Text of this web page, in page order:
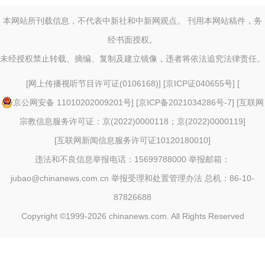
本网站所刊载信息，不代表中新社和中新网观点。 刊用本网站稿件，务
经书面授权。
未经授权禁止转载、摘编、复制及建立镜像，违者将依法追究法律责任。
[网上传播视听节目许可证(0106168)] [京ICP证040655号] [
京公网安备 11010202009201号] [京ICP备2021034286号-7] [互联网
宗教信息服务许可证：京(2022)0000118；京(2022)0000119]
[互联网新闻信息服务许可证10120180010]
违法和不良信息举报电话：15699788000 举报邮箱：
jubao@chinanews.com.cn 举报受理和处置管理办法 总机：86-10-
87826688
Copyright ©1999-2026 chinanews.com. All Rights Reserved